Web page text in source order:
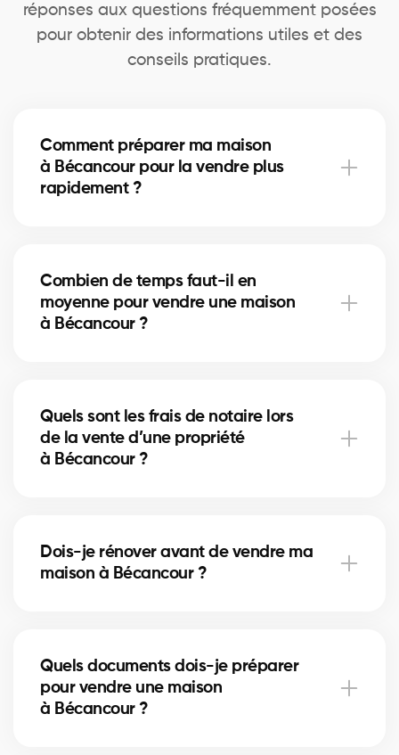
réponses aux questions fréquemment posées
pour obtenir des informations utiles et des
conseils pratiques.
Comment préparer ma maison
à Bécancour pour la vendre plus
rapidement ?
accélérer la vente. Nos courtiers à Bécancour vous
conseillent sur les améliorations les plus rentables.
Combien de temps faut-il en
moyenne pour vendre une maison
à Bécancour ?
utilisent des stratégies de mise en marché pour
réduire les délais de vente.
Quels sont les frais de notaire lors
de la vente d’une propriété
à Bécancour ?
l’hypothèque. Nos courtiers peuvent vous aider à
planifier ces coûts.
Dois-je rénover avant de vendre ma
maison à Bécancour ?
peuvent augmenter la valeur perçue. Nos experts
vous indiquent les améliorations utiles.
Quels documents dois-je préparer
pour vendre une maison
à Bécancour ?